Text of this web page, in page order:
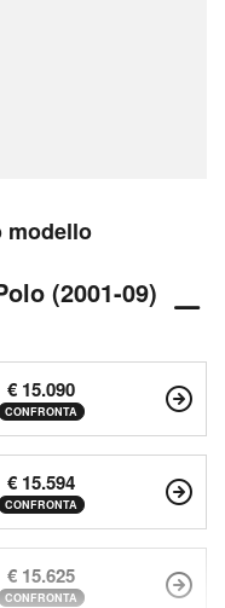
modello
(2001-09)
€ 15.090
CONFRONTA
€ 15.594
CONFRONTA
€ 15.625
CONFRONTA